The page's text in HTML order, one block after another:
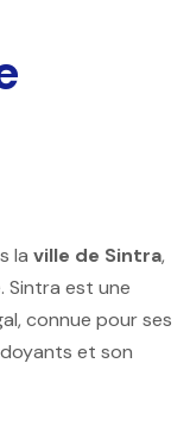
la ville de Sintra,
Sintra est une
connue pour ses
et son